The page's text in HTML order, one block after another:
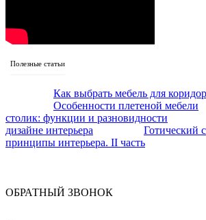
Полезные статьи
Как выбрать мебель для
Особенности плетеной мебели
столик: функции и разновидности
дизайне интерьера
Готический
принципы интерьера. II часть
ОБРАТНЫЙ ЗВОНОК